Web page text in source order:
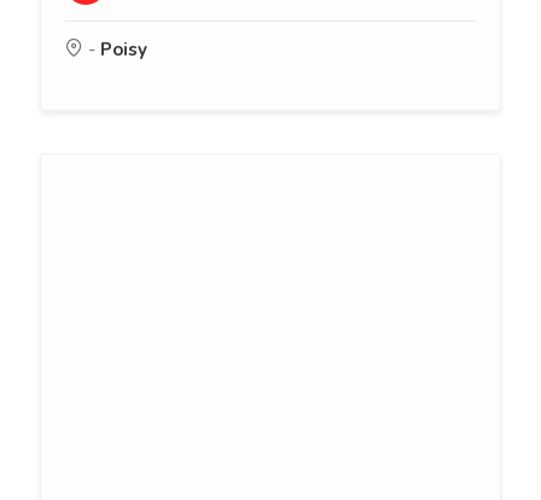
- Poisy